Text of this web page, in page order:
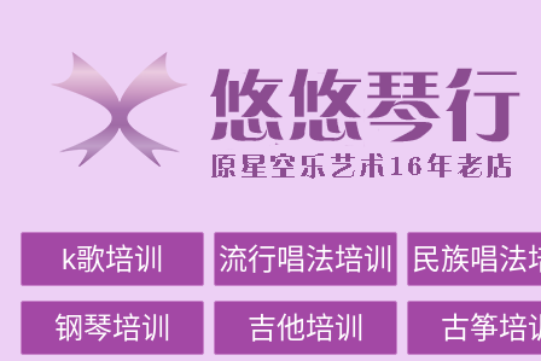
k歌培训 流行唱法培训 民族唱法
钢琴培训 吉他培训 古筝培